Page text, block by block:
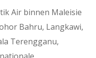
Air binnen Maleisie
Bahru, Langkawi,
Terengganu,